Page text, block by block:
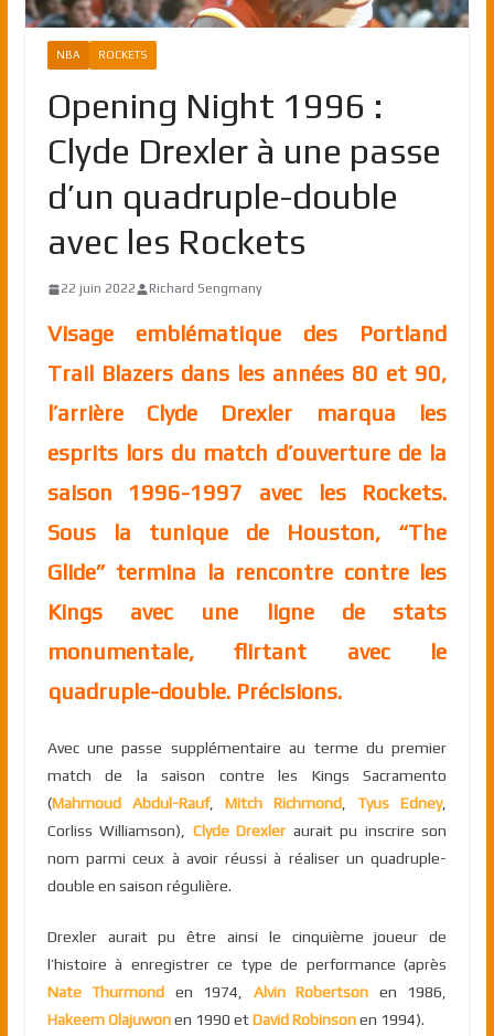
NBA ROCKETS
Opening Night 1996 :
Clyde Drexler à une passe
d’un quadruple-double
avec les Rockets
22 juin 2022 Richard Sengmany
Visage emblématique des Portland
Trail Blazers dans les années 80 et 90,
l’arrière Clyde Drexler marqua les
esprits lors du match d’ouverture de la
saison 1996-1997 avec les Rockets.
Sous la tunique de Houston, “The
Glide” termina la rencontre contre les
Kings avec une ligne de stats
monumentale, flirtant avec le
quadruple-double. Précisions.
Avec une passe supplémentaire au terme du premier
match de la saison contre les Kings Sacramento
(Mahmoud Abdul-Rauf, Mitch Richmond,Tyus Edney,
Corliss Williamson), Clyde Drexler aurait pu inscrire son
nom parmi ceux à avoir réussi à réaliser un quadruple-
double en saison régulière.
Drexler aurait pu être ainsi le cinquième joueur de
l’histoire à enregistrer ce type de performance (après
Nate Thurmond en 1974, Alvin Robertson en 1986,
Hakeem Olajuwonen 1990 etDavid Robinsonen 1994).